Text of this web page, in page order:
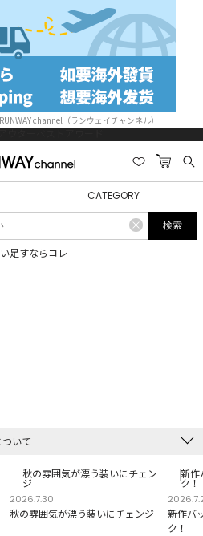
channel（ランウェイチャンネル）
CATEGORY
いて
2026.7.30
秋の雰囲気が漂う装いにチェンジ
新作バ
ク！